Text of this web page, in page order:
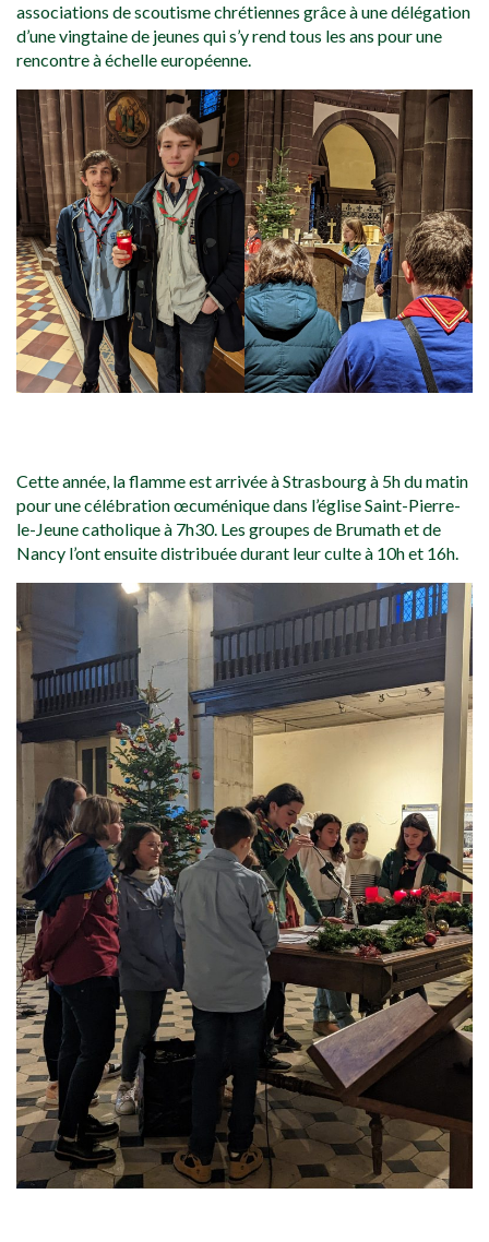
associations de scoutisme chrétiennes grâce à une délégation
d’une vingtaine de jeunes qui s’y rend tous les ans pour une
rencontre à échelle européenne.
Cette année, la flamme est arrivée à Strasbourg à 5h du matin
pour une célébration œcuménique dans l’église Saint-Pierre-
le-Jeune catholique à 7h30. Les groupes de Brumath et de
Nancy l’ont ensuite distribuée durant leur culte à 10h et 16h.